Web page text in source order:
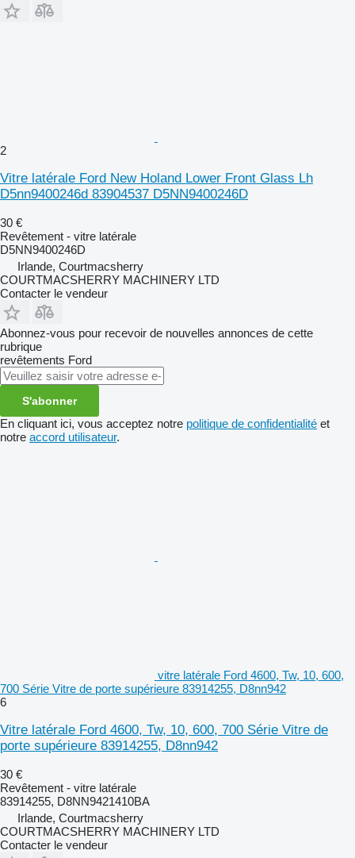
2
Vitre latérale Ford New Holand Lower Front Glass Lh
D5nn9400246d 83904537 D5NN9400246D
30 €
Revêtement - vitre latérale
D5NN9400246D
Irlande, Courtmacsherry
COURTMACSHERRY MACHINERY LTD
Contacter le vendeur
Abonnez-vous pour recevoir de nouvelles annonces de cette
rubrique
revêtements Ford
S'abonner
En cliquant ici, vous acceptez notre politique de confidentialité et
notre accord utilisateur.
vitre latérale Ford 4600, Tw, 10, 600,
700 Série Vitre de porte supérieure 83914255, D8nn942
6
Vitre latérale Ford 4600, Tw, 10, 600, 700 Série Vitre de
porte supérieure 83914255, D8nn942
30 €
Revêtement - vitre latérale
83914255, D8NN9421410BA
Irlande, Courtmacsherry
COURTMACSHERRY MACHINERY LTD
Contacter le vendeur